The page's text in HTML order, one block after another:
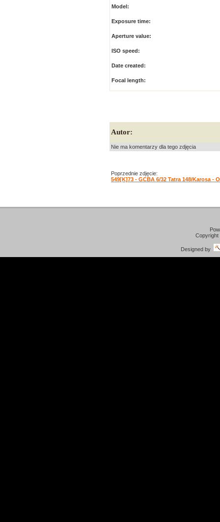
Model:
Exposure time:
Aperture value:
ISO speed:
Date created:
Focal length:
Autor:
Nie ma komentarzy dla tego zdjęcia
Poprzednie zdjęcie:
549[K]73 - GCBA 6/32 Tatra 148/Karosa -
Designed by